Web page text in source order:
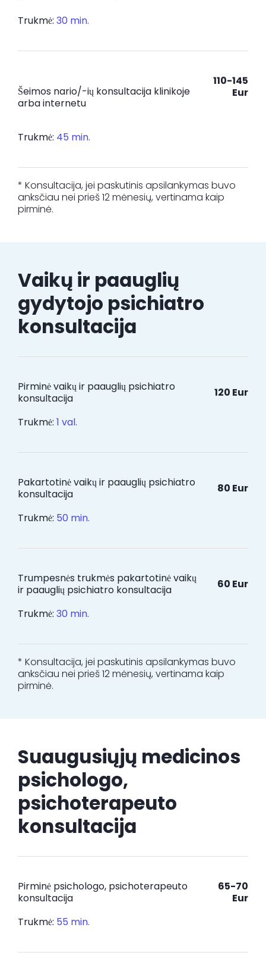
Trukmė: 30 min.
Šeimos nario/-ių konsultacija klinikoje
arba internetu
Trukmė: 45 min.
110-145
Eur
* Konsultacija, jei paskutinis apsilankymas buvo
anksčiau nei prieš 12 mėnesių, vertinama kaip
pirminė.
Vaikų ir paauglių
gydytojo psichiatro
konsultacija
Pirminė vaikų ir paauglių psichiatro
konsultacija
Trukmė: 1 val.
120 Eur
Pakartotinė vaikų ir paauglių psichiatro
konsultacija
Trukmė: 50 min.
80 Eur
Trumpesnės trukmės pakartotinė vaikų
ir paauglių psichiatro konsultacija
Trukmė: 30 min.
60 Eur
* Konsultacija, jei paskutinis apsilankymas buvo
anksčiau nei prieš 12 mėnesių, vertinama kaip
pirminė.
Suaugusiųjų medicinos
psichologo,
psichoterapeuto
konsultacija
Pirminė psichologo, psichoterapeuto
konsultacija
Trukmė: 55 min.
65-70
Eur